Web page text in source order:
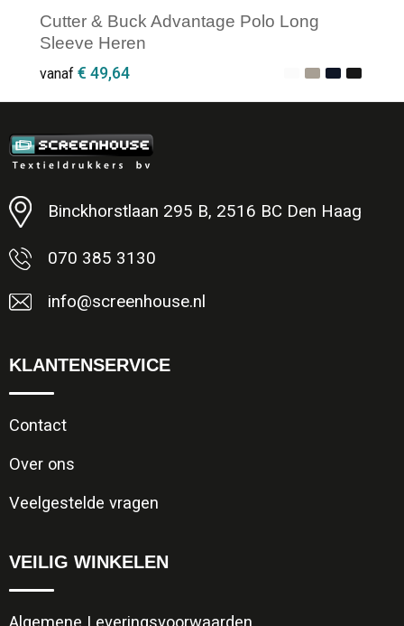
Cutter & Buck Advantage Polo Long
Sleeve Heren
vanaf € 49,64
Minimale afname: 1
Binckhorstlaan 295 B, 2516 BC Den Haag
070 385 3130
info@screenhouse.nl
KLANTENSERVICE
Contact
Over ons
Veelgestelde vragen
VEILIG WINKELEN
Algemene Leveringsvoorwaarden